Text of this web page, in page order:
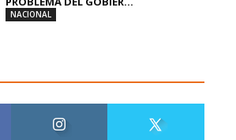
NACIONAL